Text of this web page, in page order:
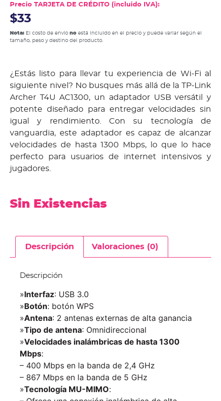
Precio TARJETA DE CRÉDITO (incluido IVA):
$33
Nota: El costo de envío no está incluido en el precio y puede variar según el
tamaño, peso y destino del producto.
¿Estás listo para llevar tu experiencia de Wi-Fi al
siguiente nivel? No busques más allá de la TP-Link
Archer T4U AC1300, un adaptador USB versátil y
potente diseñado para entregar velocidades sin
igual y rendimiento. Con su tecnología de
vanguardia, este adaptador es capaz de alcanzar
velocidades de hasta 1300 Mbps, lo que lo hace
perfecto para usuarios de internet intensivos y
jugadores.
Sin Existencias
Descripción Valoraciones (0)
Descripción
»Interfaz: USB 3.0
»Botón: botón WPS
»Antena: 2 antenas externas de alta ganancia
»Tipo de antena: Omnidireccional
»Velocidades inalámbricas de hasta 1300
Mbps:
– 400 Mbps en la banda de 2,4 GHz
– 867 Mbps en la banda de 5 GHz
»Tecnología MU-MIMO: